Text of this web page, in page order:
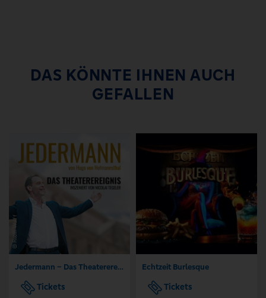
DAS KÖNNTE IHNEN AUCH
GEFALLEN
Jedermann – Das Theaterereignis
Tickets
Echtzeit Burlesque
Tickets